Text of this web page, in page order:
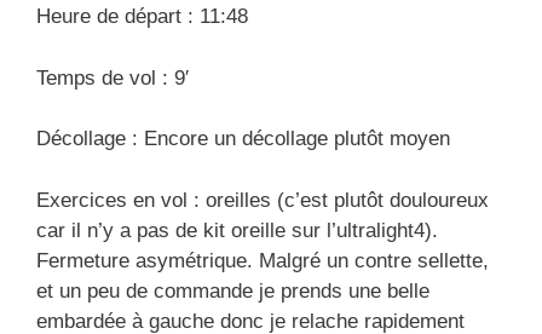
Heure de départ : 11:48
Temps de vol : 9′
Décollage : Encore un décollage plutôt moyen
Exercices en vol : oreilles (c’est plutôt douloureux
car il n’y a pas de kit oreille sur l’ultralight4).
Fermeture asymétrique. Malgré un contre sellette,
et un peu de commande je prends une belle
embardée à gauche donc je relache rapidement